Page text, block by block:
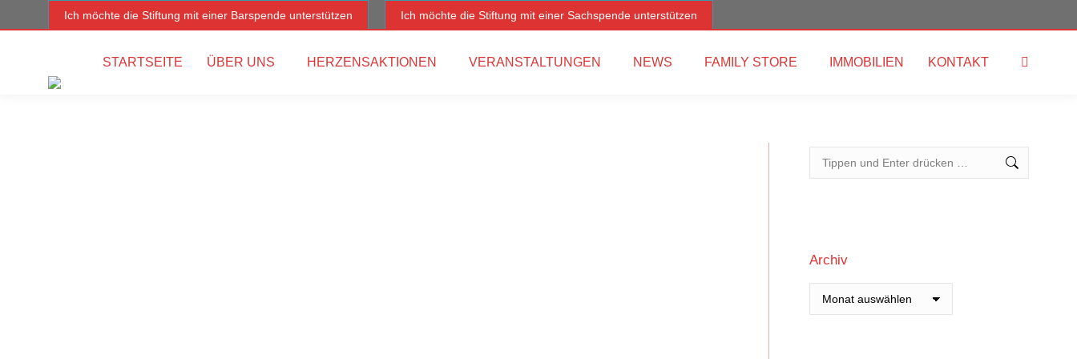
Ich möchte die Stiftung mit einer Barspende unterstützen Ich möchte die Stiftung mit einer Sachspende unterstützen
STARTSEITE ÜBER UNS HERZENSAKTIONEN VERANSTALTUNGEN NEWS FAMILY STORE IMMOBILIEN KONTAKT Search:
Search:
Archiv
Archiv